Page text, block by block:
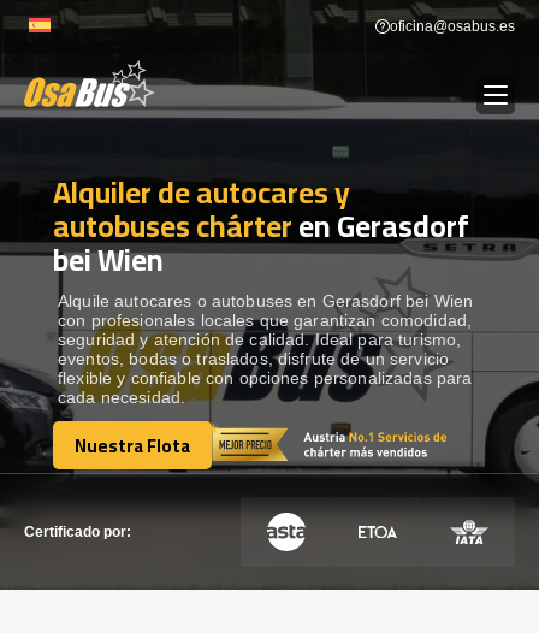
to
oficina@osabus.es
ALQUILER DE AUTOCARES
DESTINOS Show dropdown
RECORRIDAS Show dropdown
FLOTA
Alquiler de autocares y
autobuses chárteren Gerasdorf
bei Wien
Alquile autocares o autobuses en Gerasdorf bei Wien
con profesionales locales que garantizan comodidad,
seguridad y atención de calidad. Ideal para turismo,
eventos, bodas o traslados, disfrute de un servicio
flexible y confiable con opciones personalizadas para
cada necesidad.
Nuestra Flota
Nuestra Flota
Certificado por: